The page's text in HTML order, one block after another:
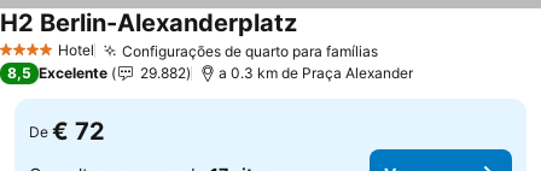
4 EstrelasHotel Configurações de quarto para famílias
H2 Berlin-Alexanderplatz
8,5 Excelente 29.882 a 0.3 km de Praça Alexander
De € 72